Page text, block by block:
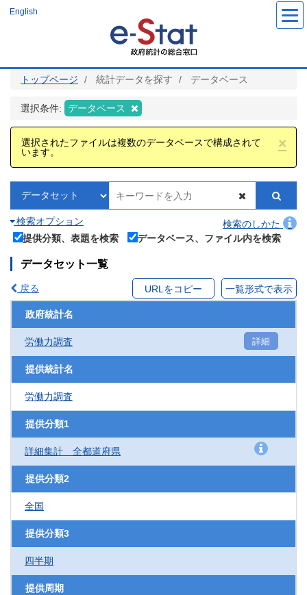
ツ
English
トップページ 統計データを探す データベース
選択条件: データベース
×
選択されたファイルは複数のデータベースで構成されて
います。
検索オプション
検索のしかた
提供分類、表題を検索
データベース、ファイル内を検索
データセット一覧
戻る URLをコピー 一覧形式で表示
政府統計名
労働力調査 詳細
提供統計名
労働力調査
提供分類1
詳細集計 全都道府県
提供分類2
全国
提供分類3
四半期
提供周期